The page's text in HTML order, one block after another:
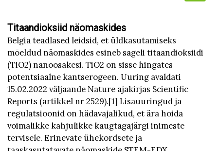
Titaandioksiid näomaskides
Belgia teadlased leidsid, et üldkasutamiseks
mõeldud näomaskides esineb sageli titaandioksiidi
(TiO2) nanoosakesi. TiO2 on sisse hingates
potentsiaalne kantserogeen. Uuring avaldati
15.02.2022 väljaande Nature ajakirjas Scientific
Reports (artikkel nr 2529).[1] Lisauuringud ja
regulatsioonid on hädavajalikud, et ära hoida
võimalikke kahjulikke kaugtagajärgi inimeste
tervisele. Erinevate ühekordsete ja